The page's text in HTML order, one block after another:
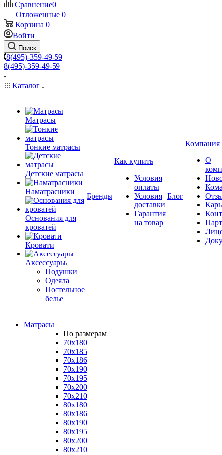
Сравнение0
Отложенные 0
Корзина 0
Войти
Поиск
8(495)-359-49-59
8(495)-359-49-59
Каталог
Матрасы
Тонкие матрасы
Детские матрасы
Наматрасники
Основания для
кроватей
Кровати
Аксессуары
Подушки
Одеяла
Постельное
белье
Бренды
Как купить
Условия
оплаты
Условия
доставки
Гарантия
на товар
Блог
Компания
О
Матрасы
По размерам
70x180
70x185
70x186
70x190
70x195
70x200
70x210
80x180
80x186
80x190
80x195
80x200
80x210